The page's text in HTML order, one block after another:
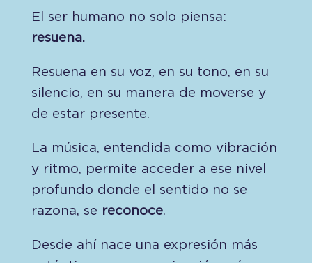
El ser humano no solo piensa:
resuena.
Resuena en su voz, en su tono, en su
silencio, en su manera de moverse y
de estar presente.
La música, entendida como vibración
y ritmo, permite acceder a ese nivel
profundo donde el sentido no se
razona, se reconoce.
Desde ahí nace una expresión más